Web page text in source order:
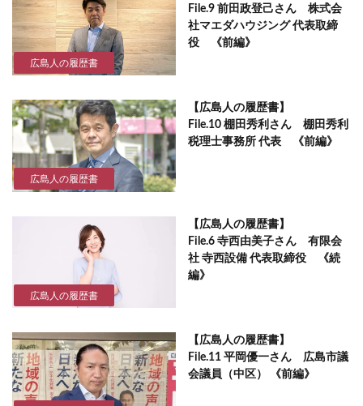
広島人の履歴書
File.9 前田政登己さん 株式会
社マエダハウジング 代表取締
役 《前編》
広島人の履歴書
【広島人の履歴書】
File.10 棚田秀利さん 棚田秀利
税理士事務所 代表 《前編》
広島人の履歴書
【広島人の履歴書】
File.6 寺西由美子さん 有限会
社 寺西設備 代表取締役 《続
編》
【広島人の履歴書】
File.11 平岡優一さん 広島市議
会議員（中区） 《前編》